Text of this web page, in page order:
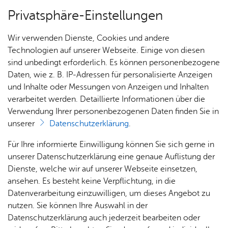
Über­sicht Bür­ger & Stadt
Rat­
haus &
Bür­
ger­
ser­vice
Rat­
häu­ser
Nach­
rich­
ten,
Vi­de­os
& Bil­
der
Me­di­
Jobs
Stel­
len­an­
ge­bo­te
Aus­bil­
dung &
Stu­di­
Bauen
& Um­
welt
Geo­
da­ten
Ge­
sund­
heit &
kum
Dienst­leis­tun­gen A–Z
Vor­le­sen
An­trag auf Zu­las­sung zur
Kün­di­gung nach Mut­ter­
schutz­ge­setz
Die Kündigung durch den Arbeitgeber ist während der
Schwangerschaft und bis zum Ablauf von vier Monaten
Privatsphäre-Einstellungen
Wir verwenden Dienste, Cookies und andere
Technologien auf unserer Webseite. Einige von diesen
sind unbedingt erforderlich. Es können personenbezogene
Daten, wie z. B. IP-Adressen für personalisierte Anzeigen
und Inhalte oder Messungen von Anzeigen und Inhalten
verarbeitet werden. Detaillierte Informationen über die
Verwendung Ihrer personenbezogenen Daten finden Sie in
unserer
Datenschutzerklärung.
Für Ihre informierte Einwilligung können Sie sich gerne in
unserer Datenschutzerklärung eine genaue Auflistung der
Dienste, welche wir auf unserer Webseite einsetzen,
ansehen. Es besteht keine Verpflichtung, in die
Datenverarbeitung einzuwilligen, um dieses Angebot zu
nutzen. Sie können Ihre Auswahl in der
Datenschutzerklärung auch jederzeit bearbeiten oder